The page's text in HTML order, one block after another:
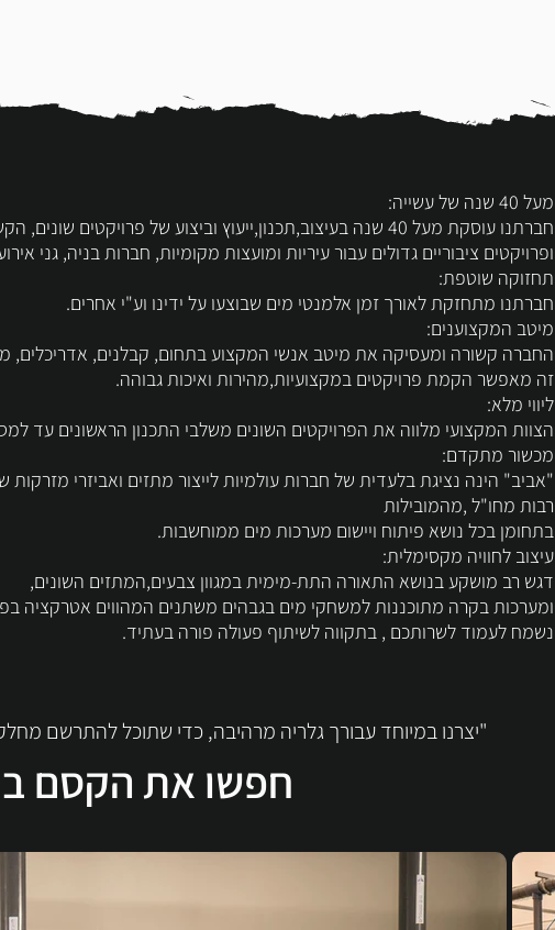
מעל 40 שנה של עשייה:
חברתנו עוסקת מעל 40 שנה בעיצוב,תכנון,ייעוץ וביצוע של
ופרויקטים ציבוריים גדולים עבור עיריות ומועצות מקומיות, חברות בניה, גני
תחזוקה שוטפת:
חברתנו מתחזקת לאורך זמן אלמנטי מים שבוצעו על ידינו וע"י אחרים.
מיטב המקצוענים:
החברה קשורה ומעסיקה את מיטב אנשי המקצוע בתחום, קבלנים, אדריכלים,
זה מאפשר הקמת פרויקטים במקצועיות,מהירות ואיכות גבוהה.
ליווי מלא:
הצוות המקצועי מלווה את הפרויקטים השונים משלבי התכנון הראשונים עד
מכשור מתקדם:
"אביב" הינה נציגת בלעדית של חברות עולמיות לייצור מתזים ואביזרי
רבות מחו"ל ,מהמובילות
בתחומן בכל נושא פיתוח ויישום מערכות מים ממוחשבות.
עיצוב לחוויה מקסימלית:
דגש רב מושקע בנושא התאורה התת-מימית במגוון צבעים,המתזים השונים,
ומערכות בקרה מתוכננות למשחקי מים בגבהים משתנים המהווים אטרקציה
נשמח לעמוד לשרותכם , בתקווה לשיתוף פעולה פורה בעתיד.
"יצרנו במיוחד עבורך גלריה מרהיבה, כדי שתוכל להתרשם
חפשו את הקסם